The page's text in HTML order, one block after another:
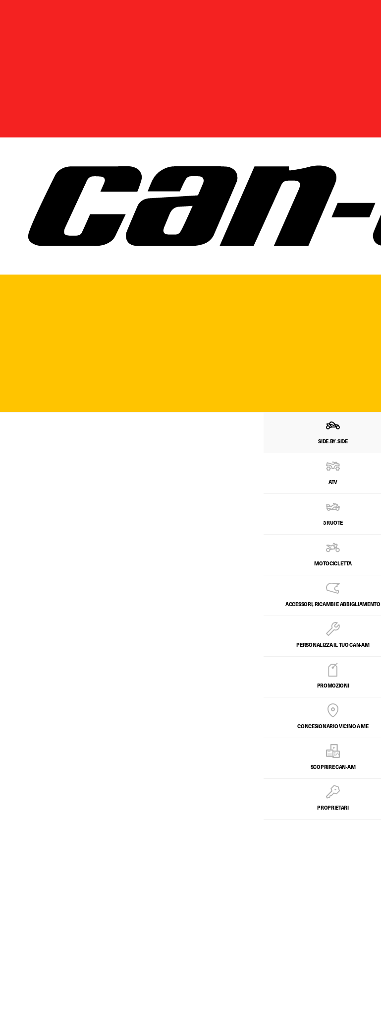
SIDE‑BY‑SIDE
ATV
3 RUOTE
MOTOCICLETTA
ACCESSORI, RICAMBI E ABBIGLIAMENTO
PERSONALIZZA IL TUO CAN-AM
PROMOZIONI
CONCESIONARIO VICINO A ME
SCOPRIRE CAN-AM
PROPRIETARI